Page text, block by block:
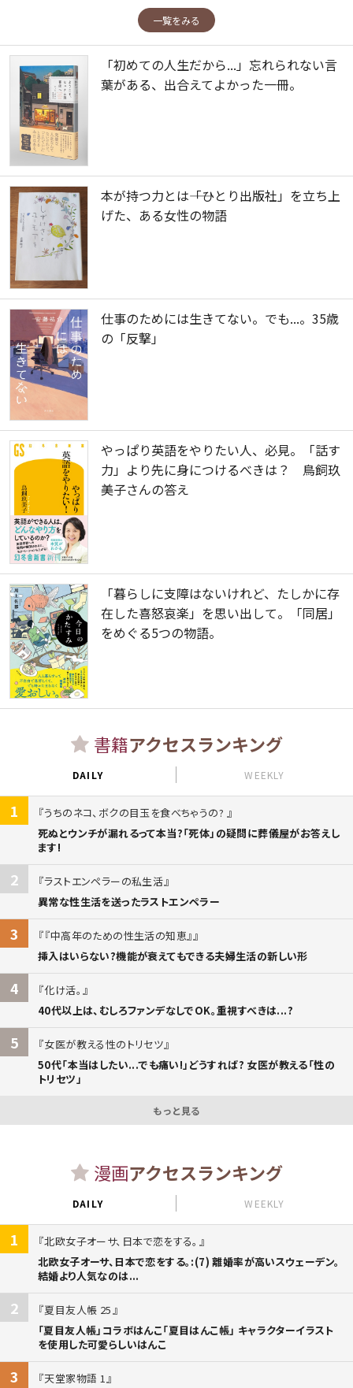
一覧をみる
「初めての人生だから...」忘れられない言
葉がある、出合えてよかった一冊。
本が持つ力とは――「ひとり出版社」を立ち上
げた、ある女性の物語
仕事のためには生きてない。でも...。35歳
の「反撃」
やっぱり英語をやりたい人、必見。「話す
力」より先に身につけるべきは？ 鳥飼玖
美子さんの答え
「暮らしに支障はないけれど、たしかに存
在した喜怒哀楽」を思い出して。「同居」
をめぐる5つの物語。
書籍アクセスランキング
DAILY WEEKLY
1
うちのネコ、ボクの目玉を食べちゃうの?
死ぬとウンチが漏れるって本当?「死体」の疑問に葬儀屋がお答えし
ます!
2
ラストエンペラーの私生活
異常な性生活を送ったラストエンペラー
3
『中高年のための性生活の知恵』
挿入はいらない?機能が衰えてもできる夫婦生活の新しい形
4
化け活。
40代以上は、むしろファンデなしでOK。重視すべきは...?
5
女医が教える性のトリセツ
50代「本当はしたい...でも痛い!」どうすれば? 女医が教える「性の
トリセツ」
もっと見る
漫画アクセスランキング
DAILY WEEKLY
1
北欧女子オーサ、日本で恋をする。
北欧女子オーサ、日本で恋をする。:(7) 離婚率が高いスウェーデン。
結婚より人気なのは...
2
夏目友人帳 25
「夏目友人帳」コラボはんこ「夏目はんこ帳」 キャラクターイラスト
を使用した可愛らしいはんこ
3
天堂家物語 1